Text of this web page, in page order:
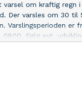
varsel om kraftig regn
Der varsles om 30 til
Varslingsperioden er
Følg evt.